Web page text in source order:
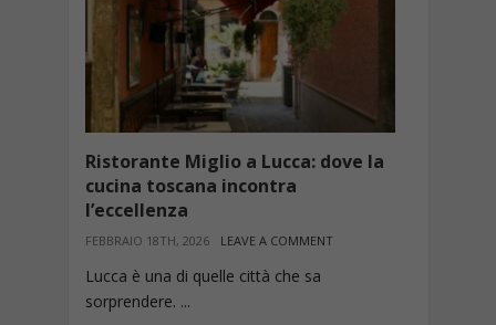
Ristorante Miglio a Lucca: dove la
cucina toscana incontra
l’eccellenza
FEBBRAIO 18TH, 2026 LEAVE A COMMENT
Lucca è una di quelle città che sa
sorprendere. ...